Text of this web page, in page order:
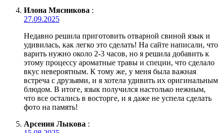
Илона Мясникова :
27.09.2025
Недавно решила приготовить отварной свиной язык и
удивилась, как легко это сделать! На сайте написали, что
варить нужно около 2-3 часов, но я решила добавить к
этому процессу ароматные травы и специи, что сделало
вкус невероятным. К тому же, у меня была важная
встреча с друзьями, и я хотела удивить их оригинальным
блюдом. В итоге, язык получился настолько нежным,
что все остались в восторге, и я даже не успела сделать
фото на память!
Арсения Лыкова :